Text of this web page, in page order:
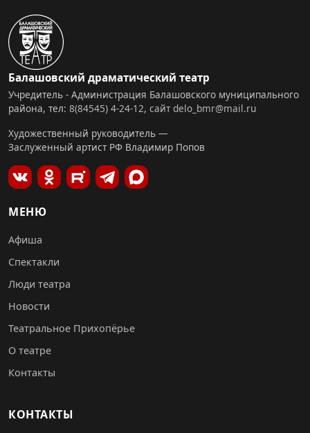
Балашовский драматический театр
Учредитель - Администрация Балашовского муниципального
района, тел: 8(84545) 4-24-12, сайт delo_bmr@mail.ru
Художественный руководитель —
Заслуженный артист РФ Владимир Попов
МЕНЮ
Афиша
Спектакли
Люди театра
Новости
Театральное Прихопёрье
О театре
Контакты
КОНТАКТЫ